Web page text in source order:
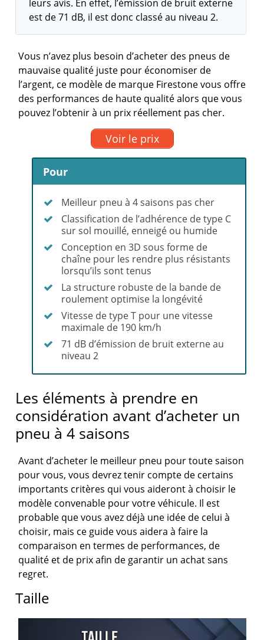
leurs avis. En effet, l’émission de bruit externe
est de 71 dB, il est donc classé au niveau 2.
Vous n’avez plus besoin d’acheter des pneus de
mauvaise qualité juste pour économiser de
l’argent, ce modèle de marque Firestone vous offre
des performances de haute qualité alors que vous
pouvez l’obtenir à un prix réellement pas cher.
Voir le prix
Pour
Meilleur pneu à 4 saisons pas cher
Classification de l’adhérence de type C
sur sol mouillé, enneigé ou humide
Conception en 3D sous forme de
chaîne pour les rendre plus résistants
lorsqu’ils sont tenus
La structure robuste de la bande de
roulement optimise la longévité
Vitesse de type T pour une vitesse
maximale de 190 km/h
71 dB d’émission de bruit externe au
niveau 2
Les éléments à prendre en
considération avant d’acheter un
pneu à 4 saisons
Avant d’acheter le meilleur pneu pour toute saison
pour vous, vous devrez tenir compte de certains
importants critères qui vous aideront à choisir le
modèle convenable pour votre véhicule. Il est
probable que vous avez déjà une idée de celui à
choisir, mais ce guide vous aidera à faire la
comparaison en termes de performances, de
qualité et de prix afin de garantir un achat sans
regret.
Taille